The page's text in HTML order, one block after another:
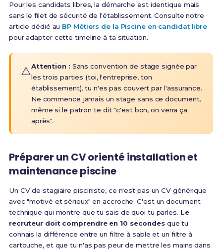
Pour les candidats libres, la démarche est identique mais
sans le filet de sécurité de l'établissement. Consulte notre
article dédié au BP Métiers de la Piscine en candidat libre
pour adapter cette timeline à ta situation.
⚠️Attention : Sans convention de stage signée par
les trois parties (toi, l'entreprise, ton
établissement), tu n'es pas couvert par l'assurance.
Ne commence jamais un stage sans ce document,
même si le patron te dit "c'est bon, on verra ça
après".
Préparer un CV orienté installation et
maintenance piscine
Un CV de stagiaire pisciniste, ce n'est pas un CV générique
avec "motivé et sérieux" en accroche. C'est un document
technique qui montre que tu sais de quoi tu parles. Le
recruteur doit comprendre en 10 secondesque tu
connais la différence entre un filtre à sable et un filtre à
cartouche, et que tu n'as pas peur de mettre les mains dans